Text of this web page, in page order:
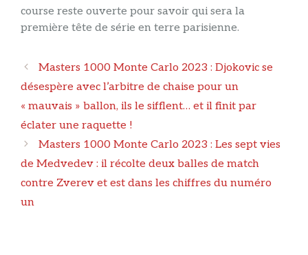
course reste ouverte pour savoir qui sera la
première tête de série en terre parisienne.
Navigation
des
Masters 1000 Monte Carlo 2023 : Djokovic se
désespère avec l’arbitre de chaise pour un
« mauvais » ballon, ils le sifflent… et il finit par
éclater une raquette !
Masters 1000 Monte Carlo 2023 : Les sept vies
de Medvedev : il récolte deux balles de match
contre Zverev et est dans les chiffres du numéro
un